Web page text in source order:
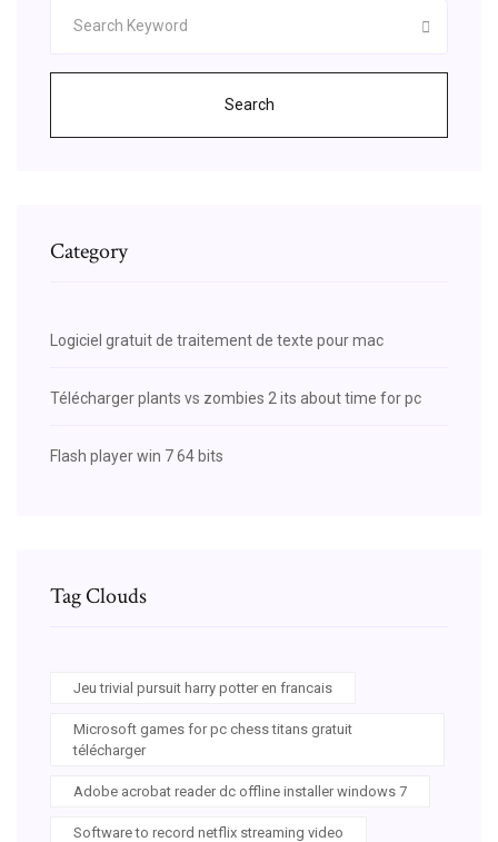
Search
Category
Logiciel gratuit de traitement de texte pour mac
Télécharger plants vs zombies 2 its about time for pc
Flash player win 7 64 bits
Tag Clouds
Jeu trivial pursuit harry potter en francais
Microsoft games for pc chess titans gratuit
télécharger
Adobe acrobat reader dc offline installer windows 7
Software to record netflix streaming video